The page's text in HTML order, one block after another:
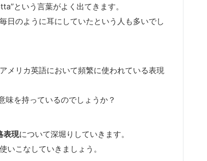
という言葉がよく出てきます。
日のように耳にしていたという人も多いでし
メリカ英語において頻繁に使われている表現
味を持っているのでしょうか？
表現について深堀りしていきます。
いこなしていきましょう。